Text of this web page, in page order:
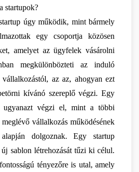
startupok?
úgy működik, mint bármely
egy csoportja közösen
amelyet az ügyfelek vásárolni
megkülönbözteti az induló
az az, ahogyan ezt
kívánó szereplő végzi. Egy
ugyanazt végzi el, mint a többi
vállalkozás működésének
dolgoznak. Egy startup
sablon létrehozását tűzi ki célul.
tényezőre is utal, amely